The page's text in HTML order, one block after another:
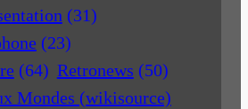
(31)
(23)
(64) Retronews (50)
Mondes (wikisource)